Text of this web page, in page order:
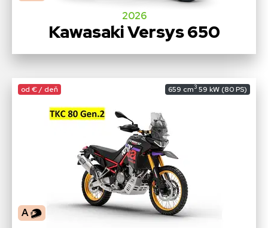
2026
Kawasaki Versys 650
od € / deň 659 cm3 59 kW (80 PS)
A